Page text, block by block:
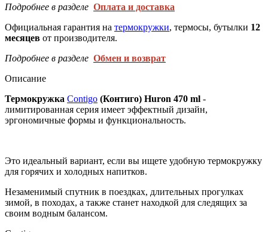
Подробнее в разделе Оплата и доставка
Официальная гарантия на термокружки, термосы, бутылки 12
месяцев от производителя.
Подробнее в разделе Обмен и возврат
Описание
Термокружка Contigo (Контиго) Huron 470 ml -
лимитированная серия имеет эффектный дизайн,
эргономичные формы и функциональность.
Это идеальный вариант, если вы ищете удобную термокружку
для горячих и холодных напитков.
Незаменимый спутник в поездках, длительных прогулках
зимой, в походах, а также станет находкой для следящих за
своим водным балансом.